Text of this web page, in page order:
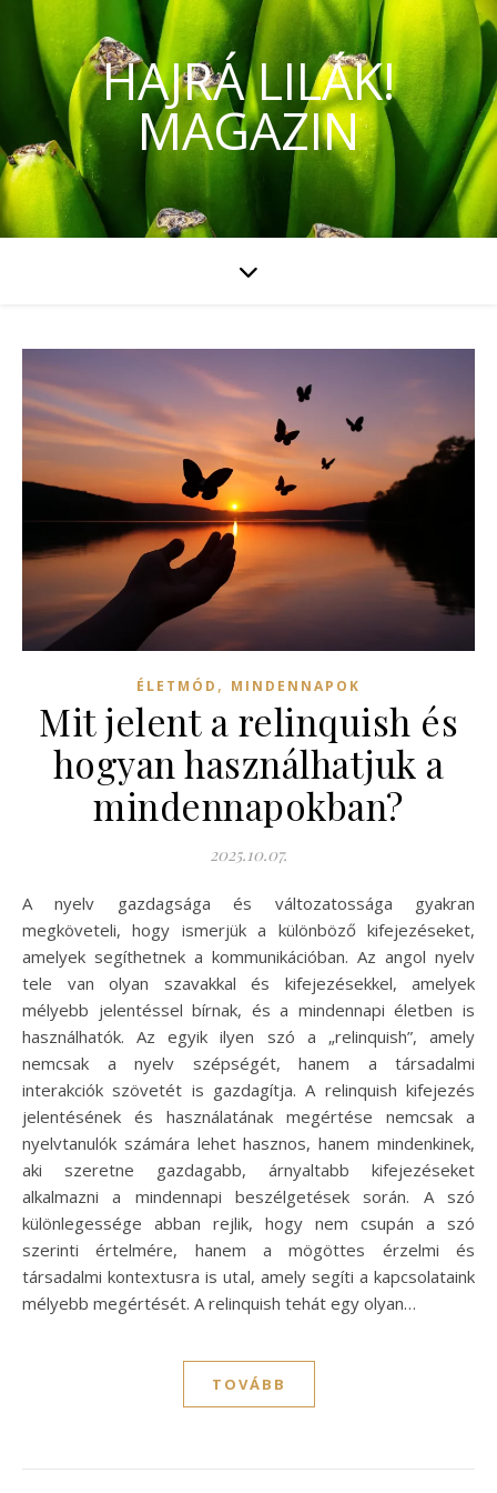
HAJRÁ LILÁK!
MAGAZIN
ÉLETMÓD , MINDENNAPOK
Mit jelent a relinquish és
hogyan használhatjuk a
mindennapokban?
2025.10.07.
A nyelv gazdagsága és változatossága gyakran
megköveteli, hogy ismerjük a különböző kifejezéseket,
amelyek segíthetnek a kommunikációban. Az angol nyelv
tele van olyan szavakkal és kifejezésekkel, amelyek
mélyebb jelentéssel bírnak, és a mindennapi életben is
használhatók. Az egyik ilyen szó a „relinquish”, amely
nemcsak a nyelv szépségét, hanem a társadalmi
interakciók szövetét is gazdagítja. A relinquish kifejezés
jelentésének és használatának megértése nemcsak a
nyelvtanulók számára lehet hasznos, hanem mindenkinek,
aki szeretne gazdagabb, árnyaltabb kifejezéseket
alkalmazni a mindennapi beszélgetések során. A szó
különlegessége abban rejlik, hogy nem csupán a szó
szerinti értelmére, hanem a mögöttes érzelmi és
társadalmi kontextusra is utal, amely segíti a kapcsolataink
mélyebb megértését. A relinquish tehát egy olyan…
TOVÁBB